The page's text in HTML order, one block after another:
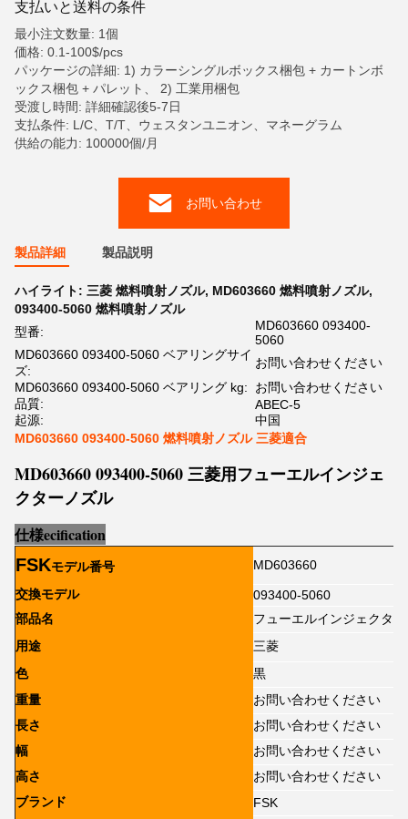
支払いと送料の条件
最小注文数量: 1個
価格: 0.1-100$/pcs
パッケージの詳細: 1) カラーシングルボックス梱包 + カートンボ
ックス梱包 + パレット、 2) 工業用梱包
受渡し時間: 詳細確認後5-7日
支払条件: L/C、T/T、ウェスタンユニオン、マネーグラム
供給の能力: 100000個/月
お問い合わせ
製品詳細 製品説明
ハイライト: 三菱 燃料噴射ノズル, MD603660 燃料噴射ノズル,
093400-5060 燃料噴射ノズル
型番:
MD603660 093400-
5060
MD603660 093400-5060 ベアリングサイ
ズ:
お問い合わせください
MD603660 093400-5060 ベアリング kg:
お問い合わせください
品質:
ABEC-5
起源:
中国
MD603660 093400-5060 燃料噴射ノズル 三菱適合
MD603660 093400-5060 三菱用フューエルインジェ
クターノズル
仕様ecification
FSKモデル番号
MD603660
交換モデル
093400-5060
部品名
フューエルインジェクター
用途
三菱
色
黒
重量
お問い合わせください
長さ
お問い合わせください
幅
お問い合わせください
高さ
お問い合わせください
ブランド
FSK